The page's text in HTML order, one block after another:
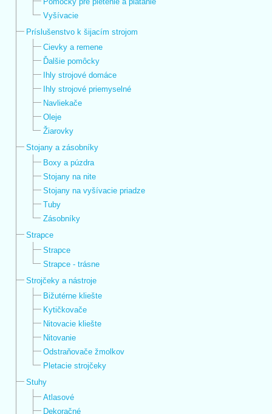
Vyšívacie
Príslušenstvo k šijacím strojom
Cievky a remene
Ďalšie pomôcky
Ihly strojové domáce
Ihly strojové priemyselné
Navliekače
Oleje
Žiarovky
Stojany a zásobníky
Boxy a púzdra
Stojany na nite
Stojany na vyšívacie priadze
Tuby
Zásobníky
Strapce
Strapce
Strapce - trásne
Strojčeky a nástroje
Bižutérne kliešte
Kytičkovače
Nitovacie kliešte
Nitovanie
Odstraňovače žmolkov
Pletacie strojčeky
Stuhy
Atlasové
Dekoračné